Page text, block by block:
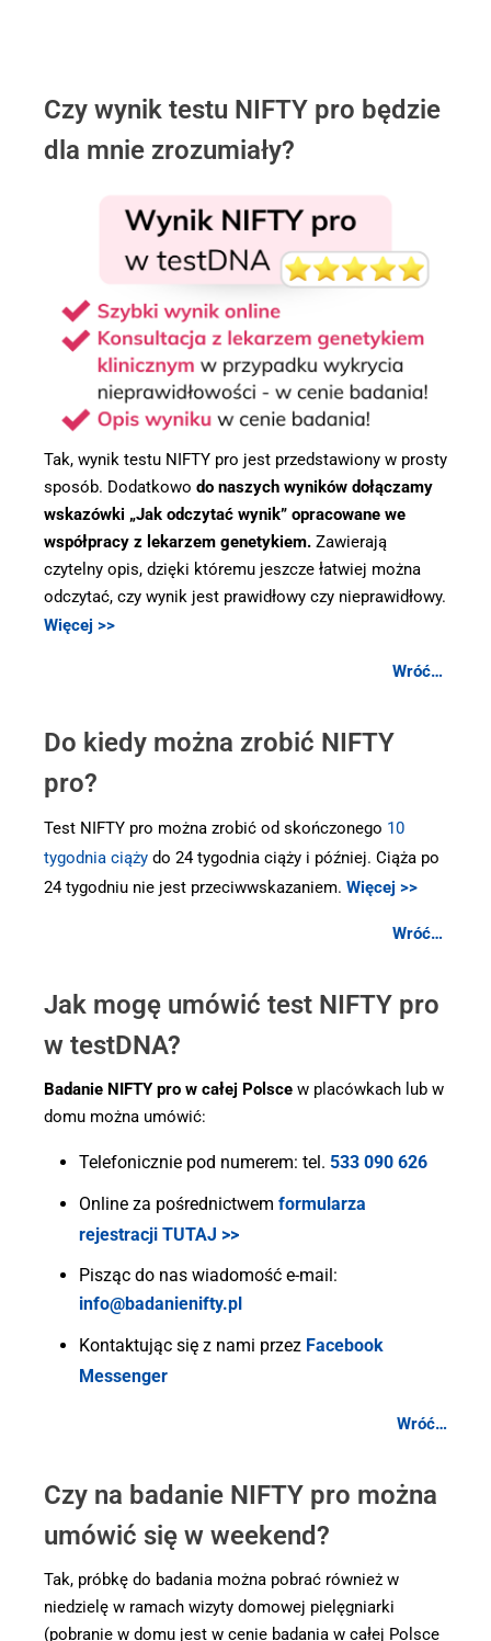
Czy wynik testu NIFTY pro będzie
dla mnie zrozumiały?
Tak, wynik testu NIFTY pro jest przedstawiony w prosty
sposób. Dodatkowo do naszych wyników dołączamy
wskazówki „Jak odczytać wynik” opracowane we
współpracy z lekarzem genetykiem. Zawierają
czytelny opis, dzięki któremu jeszcze łatwiej można
odczytać, czy wynik jest prawidłowy czy nieprawidłowy.
Więcej >>
Wróć…
Do kiedy można zrobić NIFTY
pro?
Test NIFTY pro można zrobić od skończonego 10
tygodnia ciąży do 24 tygodnia ciąży i później. Ciąża po
24 tygodniu nie jest przeciwwskazaniem. Więcej >>
Wróć…
Jak mogę umówić test NIFTY pro
w testDNA?
Badanie NIFTY pro w całej Polsce w placówkach lub w
domu można umówić:
Telefonicznie pod numerem: tel. 533 090 626
Online za pośrednictwem formularza
rejestracji TUTAJ >>
Pisząc do nas wiadomość e-mail:
info@badanienifty.pl
Kontaktując się z nami przez Facebook
Messenger
Wróć…
Czy na badanie NIFTY pro można
umówić się w weekend?
Tak, próbkę do badania można pobrać również w
niedzielę w ramach wizyty domowej pielęgniarki
(pobranie w domu jest w cenie badania w całej Polsce